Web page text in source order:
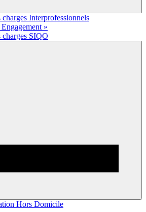
charges Interprofessionnels
»
charges SIQO
Hors Domicile